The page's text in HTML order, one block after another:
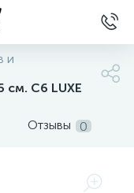
и
C6 LUXE
Отзывы 0